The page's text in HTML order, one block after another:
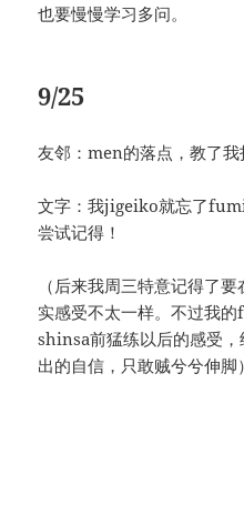
也要慢慢学习多问。
9/25
友邻：men的落点，教了我
文字：我jigeiko就忘了
尝试记得！
（后来我周三特意记得了
实感受不太一样。不过我
shinsa前猛练以后的感受
出的自信，只敢贼兮兮伸脚）